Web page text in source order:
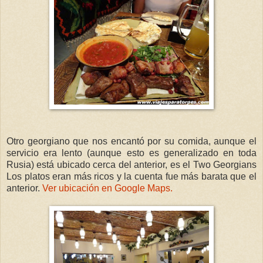
Otro georgiano que nos encantó por su comida, aunque el
servicio era lento (aunque esto es generalizado en toda
Rusia) está ubicado cerca del anterior, es el Two Georgians
Los platos eran más ricos y la cuenta fue más barata que el
anterior. Ver ubicación en Google Maps.